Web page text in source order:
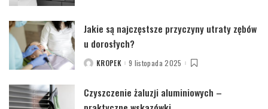
Jakie są najczęstsze przyczyny utraty zębów
u dorosłych?
POSTEDKROPEK 9 listopada 2025
Czyszczenie żaluzji aluminiowych –